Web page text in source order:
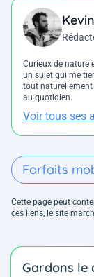
Curieux de nature
un sujet qui me
tout naturellement
au quotidien.
Voir tous ses
Forfaits
Cette page peut
ces liens, le site
Gardons le